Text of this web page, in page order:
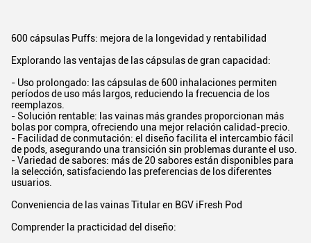
600 cápsulas Puffs: mejora de la longevidad y rentabilidad
Explorando las ventajas de las cápsulas de gran capacidad:
- Uso prolongado: las cápsulas de 600 inhalaciones permiten
períodos de uso más largos, reduciendo la frecuencia de los
reemplazos.
- Solución rentable: las vainas más grandes proporcionan más
bolas por compra, ofreciendo una mejor relación calidad-precio.
- Facilidad de conmutación: el diseño facilita el intercambio fácil
de pods, asegurando una transición sin problemas durante el uso.
- Variedad de sabores: más de 20 sabores están disponibles para
la selección, satisfaciendo las preferencias de los diferentes
usuarios.
Conveniencia de las vainas Titular en BGV iFresh Pod
Comprender la practicidad del diseño: